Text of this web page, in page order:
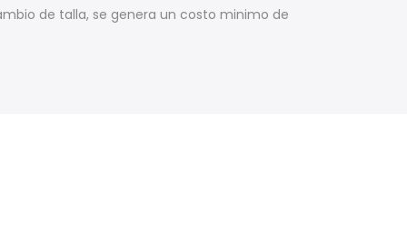
de talla, se genera un costo minimo de